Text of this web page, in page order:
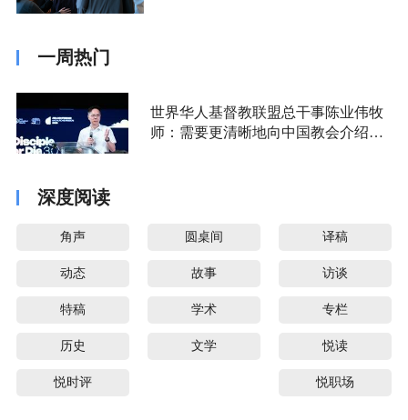
一周热门
世界华人基督教联盟总干事陈业伟牧
师：需要更清晰地向中国教会介绍福
深度阅读
角声 圆桌间 译稿
动态 故事 访谈
特稿 学术 专栏
历史 文学 悦读
悦时评 悦职场